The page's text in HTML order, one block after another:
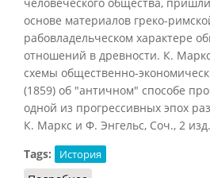
основе материалов греко-
рабовладельческом характере
отношений в древности. К.
схемы общественно-
(1859) об "античном" способе
одной из прогрессивных эпох
К. Маркс и Ф. Энгельс, Соч., 2
Tags:
История